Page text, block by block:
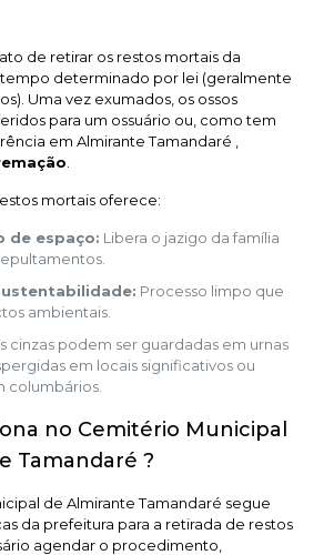
de retirar os restos mortais da
tempo determinado por lei (geralmente
Uma vez exumados, os ossos
para um ossuário ou, como tem
em Almirante Tamandaré ,
mortais oferece:
de espaço: Libera o jazigo da família
Processo limpo que
ambientais.
cinzas podem ser guardadas em urnas
em locais significativos ou
columbários.
no Cemitério Municipal
Tamandaré ?
de Almirante Tamandaré segue
da prefeitura para a retirada de restos
agendar o procedimento,